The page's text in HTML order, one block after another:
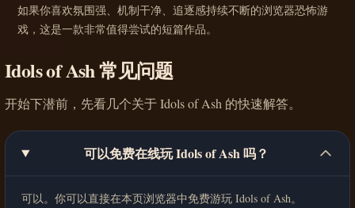
如果你喜欢氛围强、机制干净、追逐感持续不断的浏览器恐怖游
戏，这是一款非常值得尝试的短篇作品。
Idols of Ash 常见问题
开始下潜前，先看几个关于 Idols of Ash 的快速解答。
可以免费在线玩 Idols of Ash 吗？
可以。你可以直接在本页浏览器中免费游玩 Idols of Ash。